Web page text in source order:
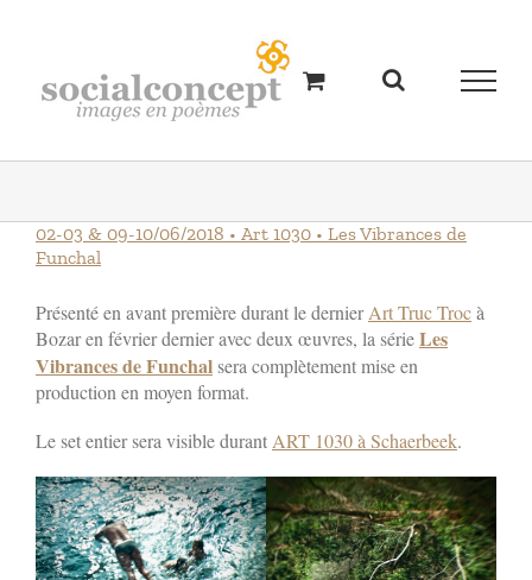
02-03 & 09-10/06/2018 • Art 1030 • Les Vibrances de
Funchal
Présenté en avant première durant le dernierArt Truc Trocà
Bozar en février dernier avec deux œuvres, la sérieLes
Vibrances de Funchalsera complètement mise en
production en moyen format.
Le set entier sera visible durant ART 1030 à Schaerbeek.